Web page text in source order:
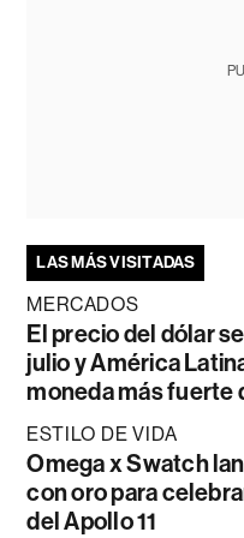
LAS MÁS VISITADAS
MERCADOS
El precio del dólar
julio y América
moneda más fuerte
ESTILO DE VIDA
Omega x Swatch
con oro para
del Apollo 11